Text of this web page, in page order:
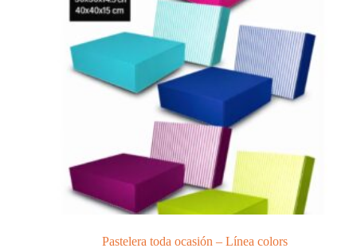
página
de
producto
Pastelera toda ocasión – Línea colors